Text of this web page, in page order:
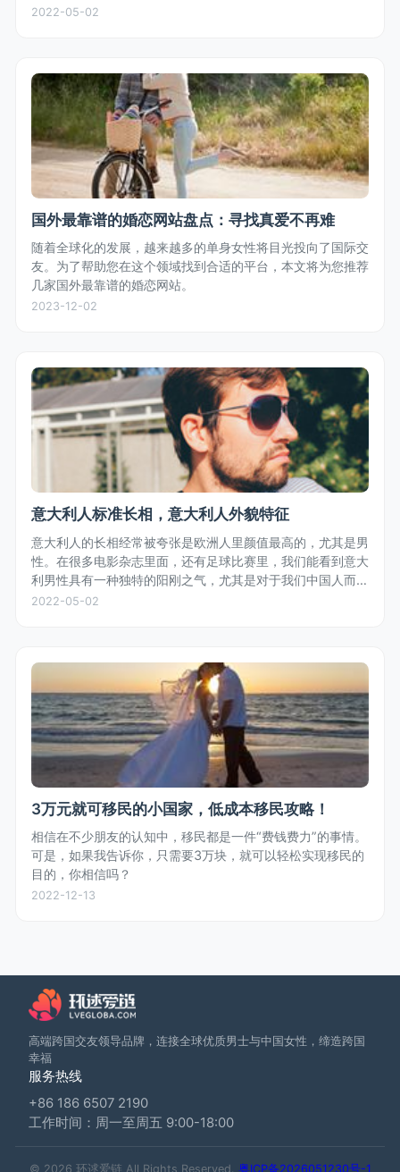
符合高加索人种特征的都是白人，不是只有金发碧眼的才叫白
2022-05-02
国外最靠谱的婚恋网站盘点：寻找真爱不再难
随着全球化的发展，越来越多的单身女性将目光投向了国际交
友。为了帮助您在这个领域找到合适的平台，本文将为您推荐
几家国外最靠谱的婚恋网站。
2023-12-02
意大利人标准长相，意大利人外貌特征
意大利人的长相经常被夸张是欧洲人里颜值最高的，尤其是男
性。在很多电影杂志里面，还有足球比赛里，我们能看到意大
利男性具有一种独特的阳刚之气，尤其是对于我们中国人而
言，五官轮廓鲜明，体型匀称，白种人的白皙皮肤，偏深色的
2022-05-02
3万元就可移民的小国家，低成本移民攻略！
相信在不少朋友的认知中，移民都是一件“费钱费力”的事情。
可是，如果我告诉你，只需要3万块，就可以轻松实现移民的
目的，你相信吗？
2022-12-13
高端跨国交友领导品牌，连接全球优质男士与中国女性，缔造跨国
幸福
服务热线
+86 186 6507 2190
工作时间：周一至周五 9:00-18:00
© 2026 环逑爱链 All Rights Reserved. 粤ICP备2026051230号-1